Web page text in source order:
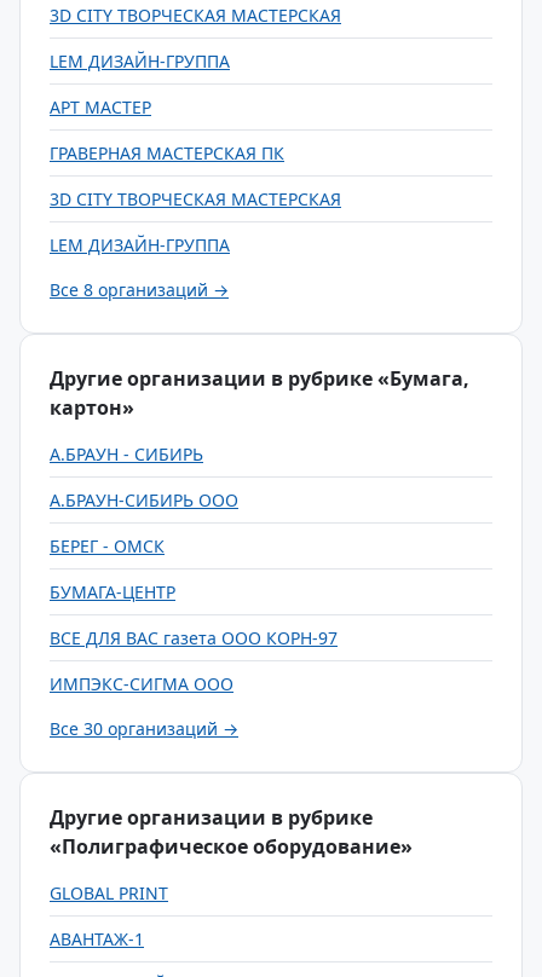
3D CITY ТВОРЧЕСКАЯ МАСТЕРСКАЯ
LEM ДИЗАЙН-ГРУППА
АРТ МАСТЕР
ГРАВЕРНАЯ МАСТЕРСКАЯ ПК
3D CITY ТВОРЧЕСКАЯ МАСТЕРСКАЯ
LEM ДИЗАЙН-ГРУППА
Все 8 организаций →
Другие организации в рубрике «Бумага,
картон»
А.БРАУН - СИБИРЬ
А.БРАУН-СИБИРЬ ООО
БЕРЕГ - ОМСК
БУМАГА-ЦЕНТР
ВСЕ ДЛЯ ВАС газета ООО КОРН-97
ИМПЭКС-СИГМА ООО
Все 30 организаций →
Другие организации в рубрике
«Полиграфическое оборудование»
GLOBAL PRINT
АВАНТАЖ-1